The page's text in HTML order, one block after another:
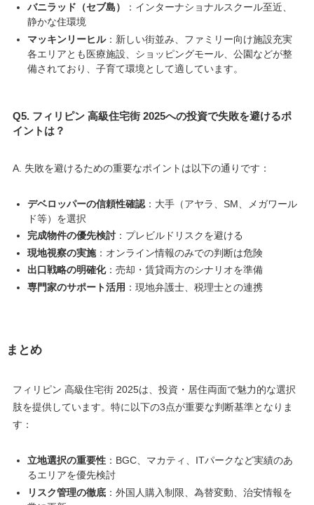
バニラッド（セブ島）
：インターナショナルスクール至近、
静かな住環境
マッキンリーヒル：新しい街並み、ファミリー向け施設充実
各エリアとも医療施設、ショッピングモール、公園などが整
備されており、子育て環境として適しています。
Q5. フィリピン 高級住宅街 2025への投資で失敗を避けるポ
イントは？
A. 失敗を避けるための重要なポイントは以下の通りです：
デベロッパーの信頼性確認：大手（アヤラ、SM、メガワール
ド等）を選択
完成物件の優先検討：プレビルドリスクを避ける
現地視察の実施：オンライン情報のみでの判断は危険
出口戦略の明確化：売却・賃貸両方のシナリオを準備
専門家のサポート活用 ：現地弁護士、税理士との連携
まとめ
フィリピン 高級住宅街 2025は、投資・居住両面で魅力的な選択
肢を提供しています。特に以下の3点が重要な判断基準となりま
す：
立地選択の重要性：BGC、マカティ、ITパークなど実績のあ
るエリアを優先検討
リスク管理の徹底：外国人購入制限、為替変動、治安情報を